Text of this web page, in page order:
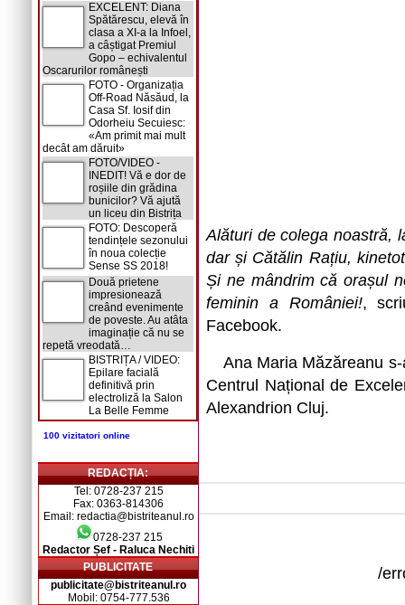
EXCELENT: Diana
Spătărescu, elevă în
clasa a XI-a la Infoel,
a câștigat Premiul
Gopo – echivalentul
Oscarurilor românești
FOTO - Organizația
Off-Road Năsăud, la
Casa Sf. Iosif din
Odorheiu Secuiesc:
«Am primit mai mult
decât am dăruit»
FOTO/VIDEO -
INEDIT! Vă e dor de
roșiile din grădina
bunicilor? Vă ajută
un liceu din Bistrița
FOTO: Descoperă
tendințele sezonului
în noua colecție
Sense SS 2018!
Două prietene
impresionează
creând evenimente
de poveste. Au atâta
imaginație că nu se
repetă vreodată…
BISTRIȚA / VIDEO:
Epilare facială
definitivă prin
electroliză la Salon
La Belle Femme
100 vizitatori online
REDACȚIA:
Tel: 0728-237 215
Fax: 0363-814306
Email: redactia@bistriteanul.ro
0728-237 215
Redactor Șef - Raluca Nechiti
PUBLICITATE
publicitate@bistriteanul.ro
Mobil: 0754-777.536
Alături de colega noastră,
dar și Cătălin Rațiu,
Și ne mândrim că orașul
feminin a României!,
Facebook.
Ana Maria Măzăreanu
Centrul Național de
Alexandrion Cluj.
/